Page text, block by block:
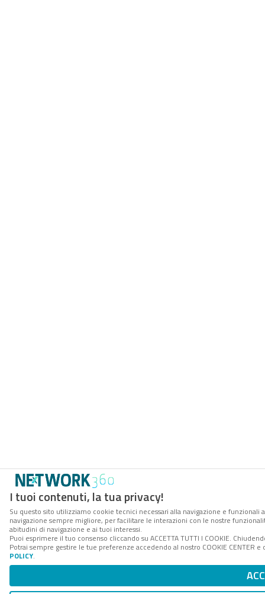
I tuoi contenuti, la tua privacy!
Su questo sito utilizziamo cookie tecnici necessari alla navigazione e
navigazione sempre migliore, per facilitare le interazioni con le nostre
abitudini di navigazione e ai tuoi interessi.
Puoi esprimere il tuo consenso cliccando su ACCETTA TUTTI I COOKIE.
Potrai sempre gestire le tue preferenze accedendo al nostro COOKIE
POLICY.